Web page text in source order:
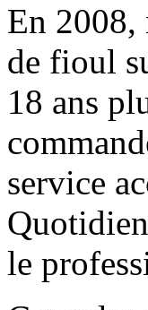
En 2008,
de fioul
18 ans
service
le